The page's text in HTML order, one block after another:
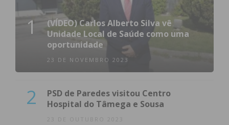
1
(VÍDEO) Carlos Alberto Silva vê
Unidade Local de Saúde como uma
oportunidade
23 DE NOVEMBRO 2023
2
PSD de Paredes visitou Centro
Hospital do Tâmega e Sousa
23 DE OUTUBRO 2023